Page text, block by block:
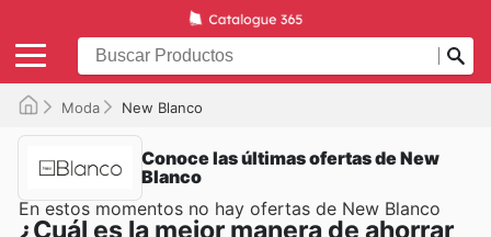
Moda New Blanco
Conoce las últimas ofertas de New
Blanco
En estos momentos no hay ofertas de New Blanco
¿Cuál es la mejor manera de ahorrar